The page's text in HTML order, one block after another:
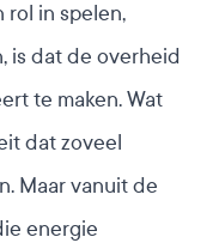
rol in spelen,
is dat de overheid
te maken. Wat
dat zoveel
Maar vanuit de
energie